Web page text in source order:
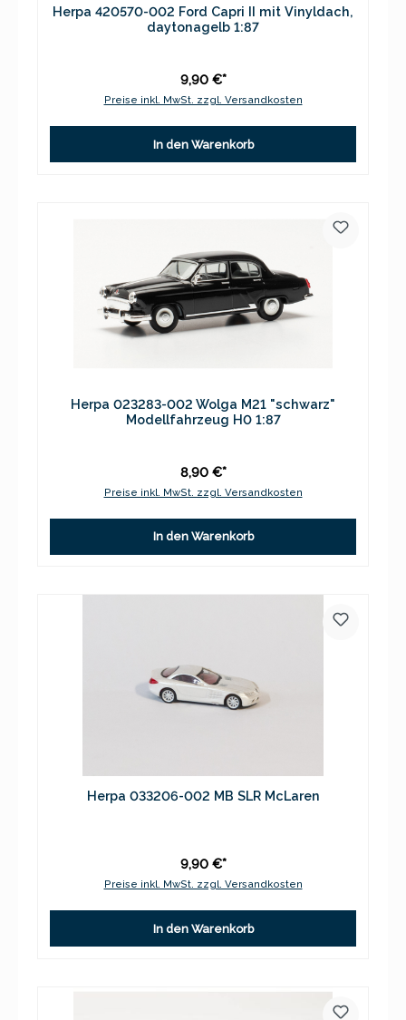
Herpa 420570-002 Ford Capri II mit Vinyldach,
daytonagelb 1:87
9,90 €*
Preise inkl. MwSt. zzgl. Versandkosten
In den Warenkorb
Herpa 023283-002 Wolga M21 "schwarz"
Modellfahrzeug H0 1:87
8,90 €*
Preise inkl. MwSt. zzgl. Versandkosten
In den Warenkorb
Herpa 033206-002 MB SLR McLaren
9,90 €*
Preise inkl. MwSt. zzgl. Versandkosten
In den Warenkorb